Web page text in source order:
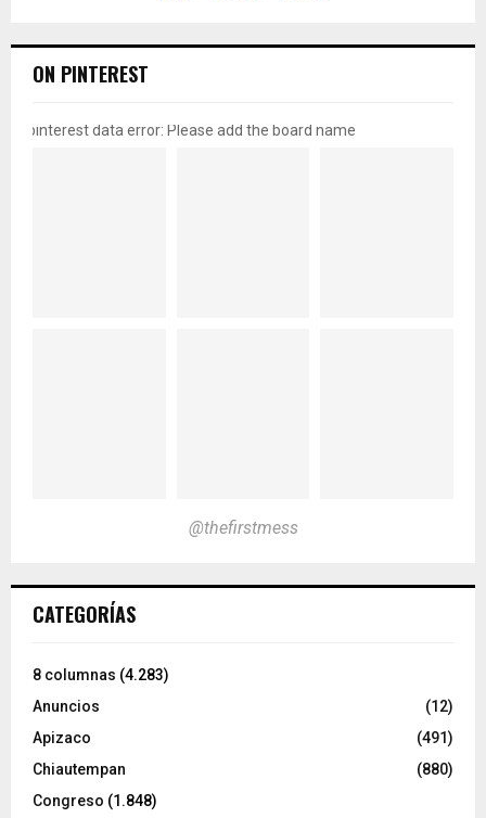
ON PINTEREST
pinterest data error: Please add the board name
@thefirstmess
CATEGORÍAS
8 columnas (4.283)
Anuncios
(12)
Apizaco
(491)
Chiautempan
(880)
Congreso (1.848)